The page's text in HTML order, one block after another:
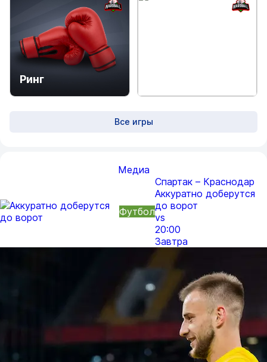
Ринг
Все игры
Медиа
Футбол
Спартак – Краснодар
Аккуратно доберутся
до ворот
vs
20:00
Завтра